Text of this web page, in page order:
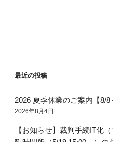
最近の投稿
2026 夏季休業のご案内【8/8
2026年8月4日
【お知らせ】裁判手続IT化